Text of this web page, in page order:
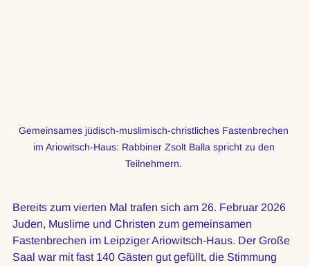
Gemeinsames jüdisch-muslimisch-christliches Fastenbrechen
im Ariowitsch-Haus: Rabbiner Zsolt Balla spricht zu den
Teilnehmern.
Bereits zum vierten Mal trafen sich am 26. Februar 2026
Juden, Muslime und Christen zum gemeinsamen
Fastenbrechen im Leipziger Ariowitsch-Haus. Der Große
Saal war mit fast 140 Gästen gut gefüllt, die Stimmung